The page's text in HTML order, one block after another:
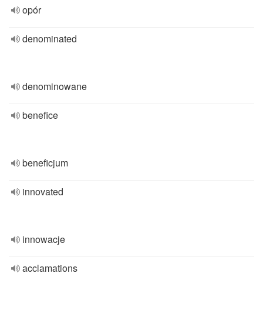
opór
denominated
denominowane
benefice
beneficjum
innovated
innowacje
acclamations